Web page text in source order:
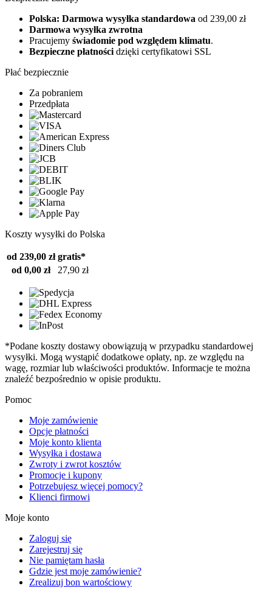
Polska: Darmowa wysyłka standardowa od 239,00 zł
Darmowa wysyłka zwrotna
Pracujemy świadomie pod względem klimatu.
Bezpieczne płatności dzięki certyfikatowi SSL
Płać bezpiecznie
Za pobraniem
Przedpłata
Koszty wysyłki do Polska
od 239,00 zł gratis*
od 0,00 zł
27,90 zł
*Podane koszty dostawy obowiązują w przypadku standardowej
wysyłki. Mogą wystąpić dodatkowe opłaty, np. ze względu na
wagę, rozmiar lub właściwości produktów. Informacje te można
znaleźć bezpośrednio w opisie produktu.
Pomoc
Moje zamówienie
Opcje płatności
Moje konto klienta
Wysyłka i dostawa
Zwroty i zwrot kosztów
Promocje i kupony
Potrzebujesz więcej pomocy?
Klienci firmowi
Moje konto
Zaloguj się
Zarejestruj się
Nie pamiętam hasła
Gdzie jest moje zamówienie?
Zrealizuj bon wartościowy